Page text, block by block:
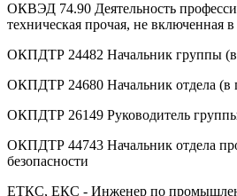
ОКВЭД 74.90 Деятельность
техническая прочая, не включенная
ОКПДТР 24482 Начальник группы
ОКПДТР 24680 Начальник отдела (в
ОКПДТР 26149 Руководитель
ОКПДТР 44743 Начальник отдела
безопасности
ЕТКС, ЕКС - Инженер по